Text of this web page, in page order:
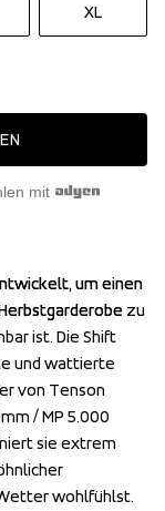
XL
mit
um einen
zu
ist. Die Shift
und wattierte
von Tenson
/ MP 5.000
sie extrem
wohlfühlst.
um einen
zu
ist. Die Shift
und wattierte
von Tenson
/ MP 5.000
sie extrem
wohlfühlst.